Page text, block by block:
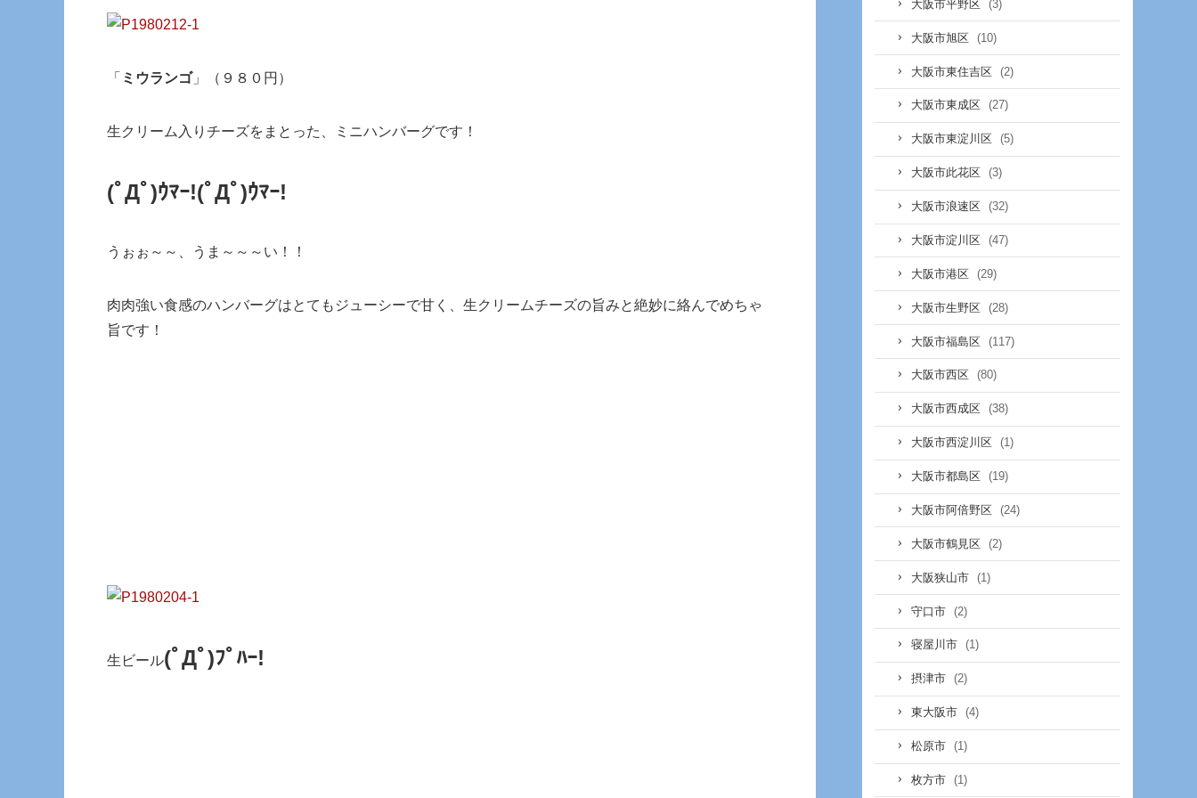
「 ミウランゴ」（９８０円）
生クリーム入りチーズをまとった、ミニハンバーグです！
(ﾟДﾟ)ｳﾏｰ!(ﾟДﾟ)ｳﾏｰ!
うぉぉ～～、うま～～～い！！
肉肉強い食感のハンバーグはとてもジューシーで甘く、生クリームチーズの旨みと絶妙に絡んでめちゃ
旨です！
生ビール(ﾟДﾟ)ﾌﾟﾊｰ!
大阪市平野区 (3)
大阪市旭区 (10)
大阪市東住吉区 (2)
大阪市東成区 (27)
大阪市東淀川区 (5)
大阪市此花区 (3)
大阪市浪速区 (32)
大阪市淀川区 (47)
大阪市港区 (29)
大阪市生野区 (28)
大阪市福島区 (117)
大阪市西区 (80)
大阪市西成区 (38)
大阪市西淀川区 (1)
大阪市都島区 (19)
大阪市阿倍野区 (24)
大阪市鶴見区 (2)
大阪狭山市 (1)
守口市 (2)
寝屋川市 (1)
摂津市 (2)
東大阪市 (4)
松原市 (1)
枚方市 (1)